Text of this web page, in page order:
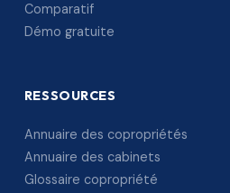
Comparatif
Démo gratuite
RESSOURCES
Annuaire des copropriétés
Annuaire des cabinets
Glossaire copropriété